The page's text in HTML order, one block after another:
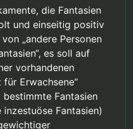
die Fantasien
und einseitig positiv
„andere Personen
es soll auf
vorhandenen
Erwachsene“
Fantasien
Fantasien)